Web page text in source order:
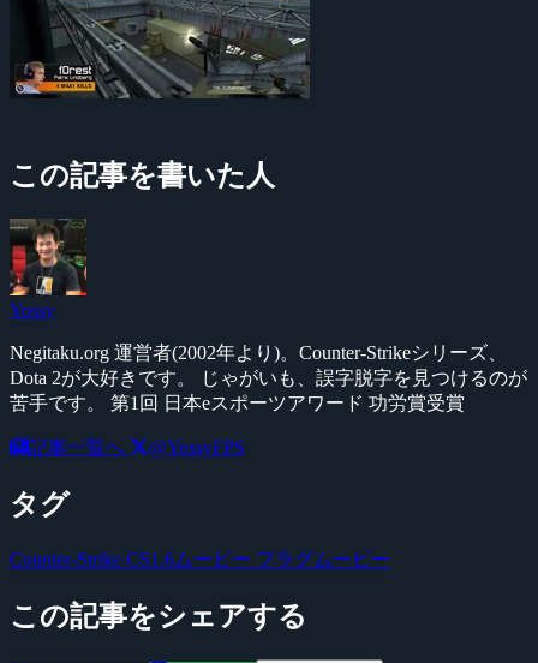
この記事を書いた人
Yossy
Negitaku.org 運営者(2002年より)。Counter-Strikeシリーズ、
Dota 2が大好きです。 じゃがいも、誤字脱字を見つけるのが
苦手です。 第1回 日本eスポーツアワード 功労賞受賞
記事一覧へ @YossyFPS
タグ
Counter-Strike CS1.6ムービー フラグムービー
この記事をシェアする